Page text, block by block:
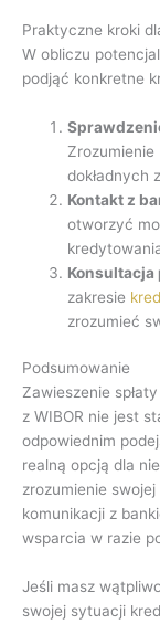
Praktyczne kroki
W obliczu
podjąć konkretne
dokładnych
Kontakt z
otworzyć
Konsultacja
zakresie
zrozumieć
Podsumowanie
Zawieszenie
z WIBOR nie jest
odpowiednim
realną opcją dla
zrozumienie
komunikacji z
wsparcia w razie
Jeśli masz
swojej sytuacji